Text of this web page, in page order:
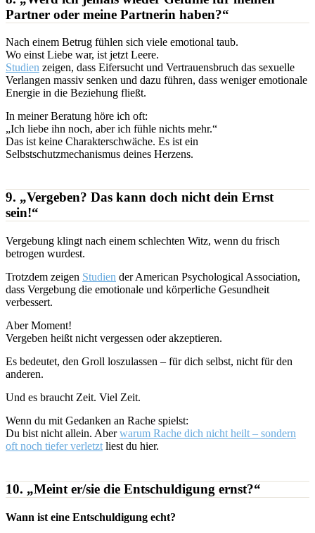
Partner oder meine Partnerin haben?“
Nach einem Betrug fühlen sich viele emotional taub.
Wo einst Liebe war, ist jetzt Leere.
Studien zeigen, dass Eifersucht und Vertrauensbruch das sexuelle
Verlangen massiv senken und dazu führen, dass weniger emotionale
Energie in die Beziehung fließt.
In meiner Beratung höre ich oft:
„Ich liebe ihn noch, aber ich fühle nichts mehr.“
Das ist keine Charakterschwäche. Es ist ein
Selbstschutzmechanismus deines Herzens.
9. „Vergeben? Das kann doch nicht dein Ernst
sein!“
Vergebung klingt nach einem schlechten Witz, wenn du frisch
betrogen wurdest.
Trotzdem zeigen Studien der American Psychological Association,
dass Vergebung die emotionale und körperliche Gesundheit
verbessert.
Aber Moment!
Vergeben heißt nicht vergessen oder akzeptieren.
Es bedeutet, den Groll loszulassen – für dich selbst, nicht für den
anderen.
Und es braucht Zeit. Viel Zeit.
Wenn du mit Gedanken an Rache spielst:
Du bist nicht allein. Aberwarum Rache dich nicht heilt – sondern
oft noch tiefer verletzt liest du hier.
10. „Meint er/sie die Entschuldigung ernst?“
Wann ist eine Entschuldigung echt?